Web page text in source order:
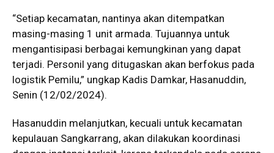
“Setiap kecamatan, nantinya akan ditempatkan
masing-masing 1 unit armada. Tujuannya untuk
mengantisipasi berbagai kemungkinan yang dapat
terjadi. Personil yang ditugaskan akan berfokus pada
logistik Pemilu,” ungkap Kadis Damkar, Hasanuddin,
Senin (12/02/2024).
Hasanuddin melanjutkan, kecuali untuk kecamatan
kepulauan Sangkarrang, akan dilakukan koordinasi